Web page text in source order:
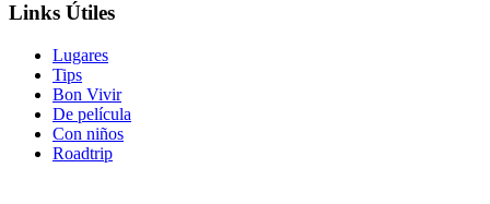
Links Útiles
Lugares
Tips
Bon Vivir
De película
Con niños
Roadtrip